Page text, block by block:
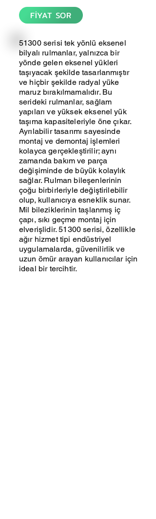
FİYAT SOR
51300 serisi tek yönlü eksenel
bilyalı rulmanlar, yalnızca bir
yönde gelen eksenel yükleri
taşıyacak şekilde tasarlanmıştır
ve hiçbir şekilde radyal yüke
maruz bırakılmamalıdır. Bu
serideki rulmanlar, sağlam
yapıları ve yüksek eksenel yük
taşıma kapasiteleriyle öne çıkar.
Ayrılabilir tasarımı sayesinde
montaj ve demontaj işlemleri
kolayca gerçekleştirilir; aynı
zamanda bakım ve parça
değişiminde de büyük kolaylık
sağlar. Rulman bileşenlerinin
çoğu birbirleriyle değiştirilebilir
olup, kullanıcıya esneklik sunar.
Mil bileziklerinin taşlanmış iç
çapı, sıkı geçme montaj için
elverişlidir. 51300 serisi, özellikle
ağır hizmet tipi endüstriyel
uygulamalarda, güvenilirlik ve
uzun ömür arayan kullanıcılar için
ideal bir tercihtir.